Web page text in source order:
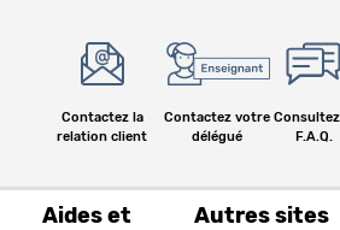
Contactez la
relation client
Contactez votre
délégué
F.A.Q.
Aides et
Autres sites